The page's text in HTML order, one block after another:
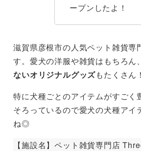
ープンしたよ！
滋賀県彦根市の人気ペット雑貨専
す。愛犬の洋服や雑貨はもちろん、
ないオリジナルグッズもたくさん！
特に犬種ごとのアイテムがすごく
そろっているので愛犬の犬種アイ
ね◎
【施設名】ペット雑貨専門店